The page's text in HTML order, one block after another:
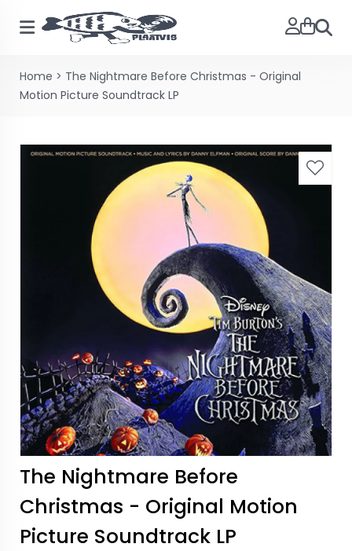
Home > The Nightmare Before Christmas - Original
Motion Picture Soundtrack LP
The Nightmare Before
Christmas - Original Motion
Picture Soundtrack LP